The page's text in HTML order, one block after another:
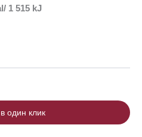
/ 1 515 kJ
один клик